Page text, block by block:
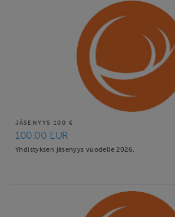
JÄSENYYS 100 €
100.00 EUR
Yhdistyksen jäsenyys vuodelle 2026.